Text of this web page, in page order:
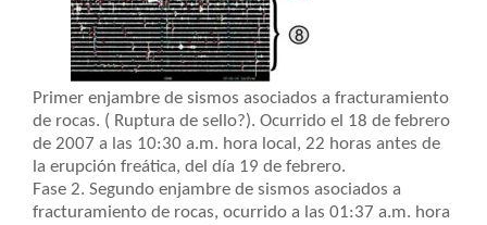
Primer enjambre de sismos asociados a fracturamiento
de rocas. ( Ruptura de sello?). Ocurrido el 18 de febrero
de 2007 a las 10:30 a.m. hora local, 22 horas antes de
la erupción freática, del día 19 de febrero.
Fase 2. Segundo enjambre de sismos asociados a
fracturamiento de rocas, ocurrido a las 01:37 a.m. hora